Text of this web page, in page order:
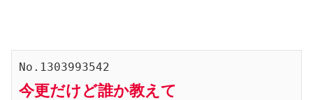
No.1303993542
今更だけど誰か教えて